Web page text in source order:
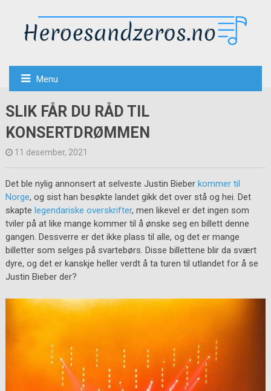
Menu
SLIK FÅR DU RÅD TIL
KONSERTDRØMMEN
11 desember, 2021
Det ble nylig annonsert at selveste Justin Bieber kommer til
Norge, og sist han besøkte landet gikk det over stå og hei. Det
skapte legendariske overskrifter, men likevel er det ingen som
tviler på at like mange kommer til å ønske seg en billett denne
gangen. Dessverre er det ikke plass til alle, og det er mange
billetter som selges på svartebørs. Disse billettene blir da svært
dyre, og det er kanskje heller verdt å ta turen til utlandet for å se
Justin Bieber der?